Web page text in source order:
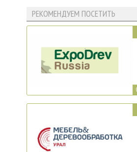
РЕКОМЕНДУЕМ ПОСЕТИТЬ